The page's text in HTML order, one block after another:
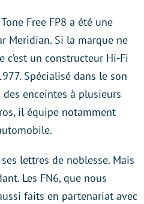
Free FP8 a été une
Meridian. Si la marque ne
c’est un constructeur Hi-Fi
Spécialisé dans le son
enceintes à plusieurs
il équipe notamment
lettres de noblesse. Mais
Les FN6, que nous
faits en partenariat avec